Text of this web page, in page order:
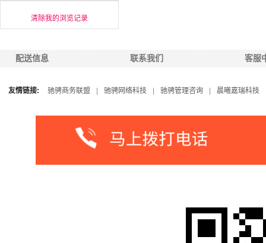
清除我的浏览记录
配送信息 联系我们 客服
友情链接: 驰骋商务联盟 驰骋网络科技 驰骋管理咨询 晨曦嘉瑞科技